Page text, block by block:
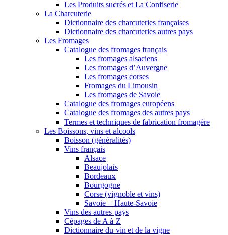
Les Produits sucrés et La Confiserie
La Charcuterie
Dictionnaire des charcuteries françaises
Dictionnaire des charcuteries autres pays
Les Fromages
Catalogue des fromages français
Les fromages alsaciens
Les fromages d’Auvergne
Les fromages corses
Fromages du Limousin
Les fromages de Savoie
Catalogue des fromages européens
Catalogue des fromages des autres pays
Termes et techniques de fabrication fromagère
Les Boissons, vins et alcools
Boisson (généralités)
Vins français
Alsace
Beaujolais
Bordeaux
Bourgogne
Corse (vignoble et vins)
Savoie – Haute-Savoie
Vins des autres pays
Cépages de A à Z
Dictionnaire du vin et de la vigne